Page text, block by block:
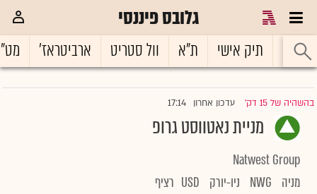
גלובס פיננסי
ראשי תיק אישי ת"א וול סטריט ארביטראז'
בהשהיה של 15 דק' |עדכון אחרון 17:14
מניית נאטווסט גרופ
Natwest Group
מניה
NWG ניו-יורק USD רציף